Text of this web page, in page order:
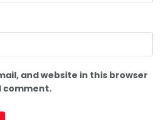
and website in this browser
comment.